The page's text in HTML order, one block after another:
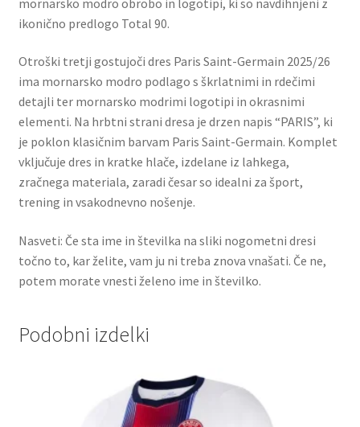
ikonično predlogo Total 90.
Otroški tretji gostujoči dres Paris Saint-Germain 2025/26
ima mornarsko modro podlago s škrlatnimi in rdečimi
detajli ter mornarsko modrimi logotipi in okrasnimi
elementi. Na hrbtni strani dresa je drzen napis “PARIS”, ki
je poklon klasičnim barvam Paris Saint-Germain. Komplet
vključuje dres in kratke hlače, izdelane iz lahkega,
zračnega materiala, zaradi česar so idealni za šport,
trening in vsakodnevno nošenje.
Nasveti: Če sta ime in številka na sliki nogometni dresi
točno to, kar želite, vam ju ni treba znova vnašati. Če ne,
potem morate vnesti želeno ime in številko.
Podobni izdelki